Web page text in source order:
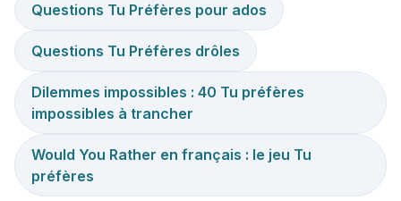
Questions Tu Préfères pour ados
Questions Tu Préfères drôles
Dilemmes impossibles : 40 Tu préfères
impossibles à trancher
Would You Rather en français : le jeu Tu
préfères